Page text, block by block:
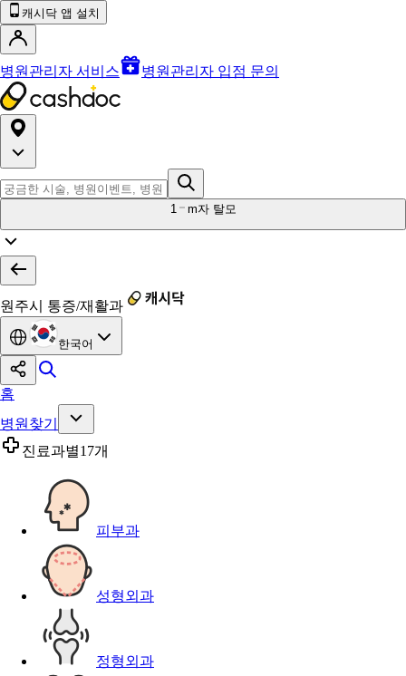
캐시닥 앱 설치
병원관리자 서비스 병원관리자 입점 문의
1 m자 탈모
원주시 통증/재활과
한국어
홈
병원찾기
진료과별17개
피부과
성형외과
정형외과